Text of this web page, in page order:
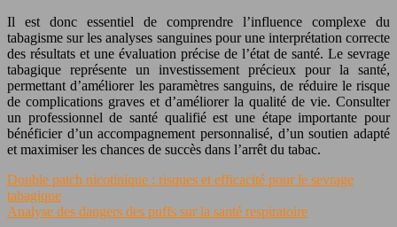
Il est donc essentiel de comprendre l’influence complexe du
tabagisme sur les analyses sanguines pour une interprétation correcte
des résultats et une évaluation précise de l’état de santé. Le sevrage
tabagique représente un investissement précieux pour la santé,
permettant d’améliorer les paramètres sanguins, de réduire le risque
de complications graves et d’améliorer la qualité de vie. Consulter
un professionnel de santé qualifié est une étape importante pour
bénéficier d’un accompagnement personnalisé, d’un soutien adapté
et maximiser les chances de succès dans l’arrêt du tabac.
Double patch nicotinique : risques et efficacité pour le sevrage
tabagique
Analyse des dangers des puffs sur la santé respiratoire